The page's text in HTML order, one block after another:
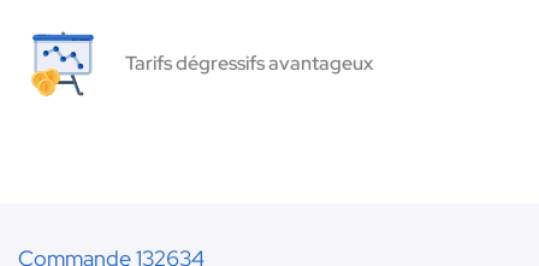
Tarifs dégressifs avantageux
Commande 132634